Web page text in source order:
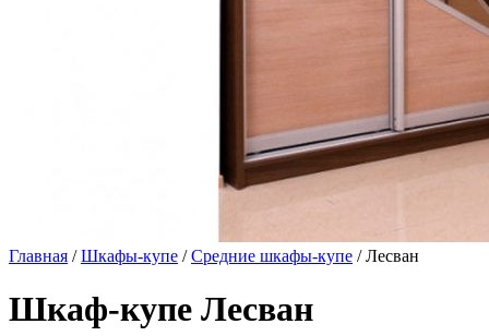
Главная /Шкафы-купе /Средние шкафы-купе / Лесван
Шкаф-купе Лесван